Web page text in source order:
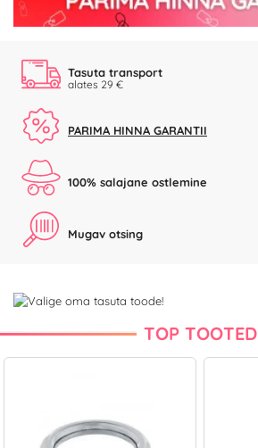
Tasuta transport
alates 29 €
PARIMA HINNA GARANTII
100% salajane ostlemine
Mugav otsing
TOP TOOTED